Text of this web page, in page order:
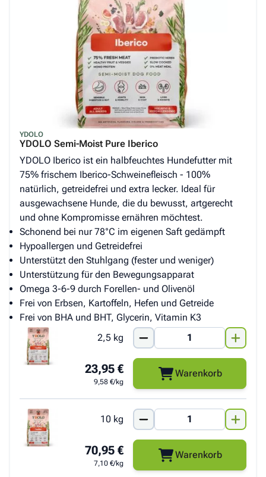
YDOLO
YDOLO Semi-Moist Pure Iberico
YDOLO Iberico ist ein halbfeuchtes Hundefutter mit
75% frischem Iberico-Schweinefleisch - 100%
natürlich, getreidefrei und extra lecker. Ideal für
ausgewachsene Hunde, die du bewusst, artgerecht
und ohne Kompromisse ernähren möchtest.
Schonend bei nur 78°C im eigenen Saft gedämpft
Hypoallergen und Getreidefrei
Unterstützt den Stuhlgang (fester und weniger)
Unterstützung für den Bewegungsapparat
Omega 3-6-9 durch Forellen- und Olivenöl
Frei von Erbsen, Kartoffeln, Hefen und Getreide
Frei von BHA und BHT, Glycerin, Vitamin K3
2,5 kg
23,95 €
9,58 €/kg
Warenkorb
10 kg
70,95 €
7,10 €/kg
Warenkorb